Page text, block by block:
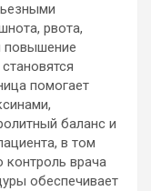
рвота,
повышение
помогает
баланс и
в том
контроль врача
обеспечивает